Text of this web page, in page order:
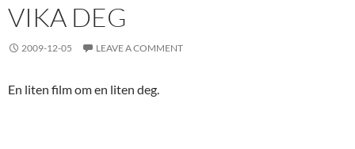
VIKA DEG
2009-12-05 LEAVE A COMMENT
En liten film om en liten deg.